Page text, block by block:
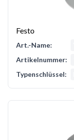
Festo
Art.-Name:
Artikelnummer:
Typenschlüssel: